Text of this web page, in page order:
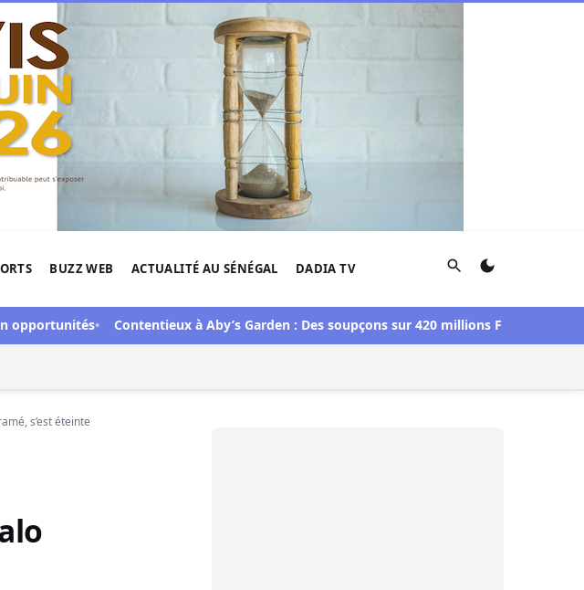
BUZZ WEB ACTUALITÉ AU SÉNÉGAL DADIA TV Rechercher
Contentieux à Aby’s Garden : Des soupçons sur 420 millions F CFA, Aby Ndour
s’est éteinte